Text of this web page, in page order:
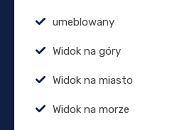
umeblowany
Widok na góry
Widok na miasto
Widok na morze